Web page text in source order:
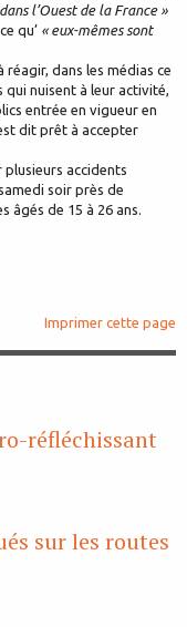
l’Ouest de la France »
qu’ « eux-mêmes sont
dans les médias ce
nuisent à leur activité,
entrée en vigueur en
dit prêt à accepter
accidents
soir près de
âgés de 15 à 26 ans.
Imprimer cette page
réfléchissant
sur les routes